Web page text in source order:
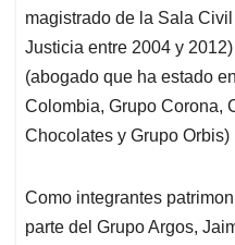
magistrado de la Sala
Justicia entre 2004 y
(abogado que ha estado
Colombia, Grupo Corona,
Chocolates y Grupo Orbis)
Como integrantes
parte del Grupo Argos,